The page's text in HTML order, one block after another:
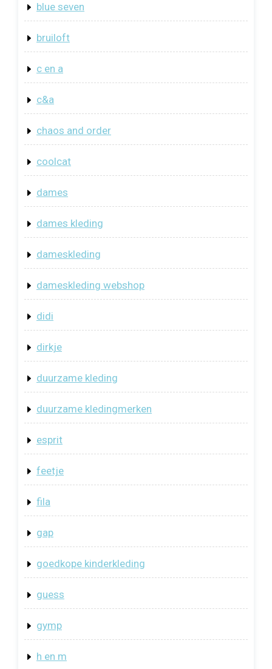
blue seven
bruiloft
c en a
c&a
chaos and order
coolcat
dames
dames kleding
dameskleding
dameskleding webshop
didi
dirkje
duurzame kleding
duurzame kledingmerken
esprit
feetje
fila
gap
goedkope kinderkleding
guess
gymp
h en m